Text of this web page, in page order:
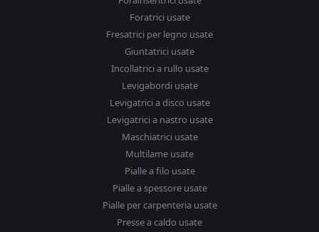
Foratrici usate
Fresatrici per legno usate
Giuntatrici usate
Incollatrici a rullo usate
Levigabordi usate
Levigatrici a disco usate
Levigatrici a nastro usate
Maschiatrici usate
Multilame usate
Pialle a filo usate
Pialle a spessore usate
Pialle per carpenteria usate
Presse a caldo usate